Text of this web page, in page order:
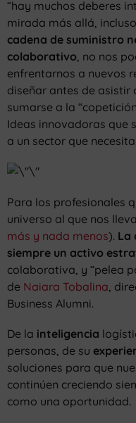
“hay muchos deberes
mirada más allá,
cadena de suministro
colaborativo, no nos
enfrentarnos a nuevos
diseñar antes de
sumarse a la
Ideas innovadoras que
a un sector que
Para los profesionales
universo al que nos
más y nada menos). La
siempre un activo
colaborativa, y “pelea
de Naiara Tobalina ,
Business Alumni.
De la inteligencia
personas, de su
soluciones para que
continúen creciendo
como una oportunidad.